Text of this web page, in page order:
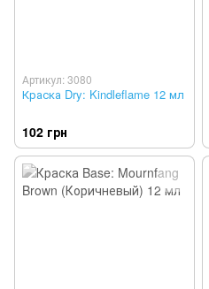
Артикул: 3080
Краска Dry: Kindleflame 12 мл
102 грн